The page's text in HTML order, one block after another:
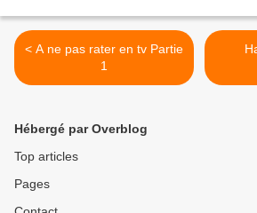
< A ne pas rater en tv Partie
1
Hébergé par Overblog
Top articles
Pages